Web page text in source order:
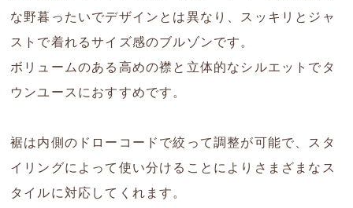
な野暮ったいでデザインとは異なり、スッキリとジャ
ストで着れるサイズ感のブルゾンです。
ボリュームのある高めの襟と立体的なシルエットでタ
ウンユースにおすすめです。
裾は内側のドローコードで絞って調整が可能で、スタ
イリングによって使い分けることによりさまざまなス
タイルに対応してくれます。